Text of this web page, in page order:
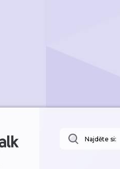
Najděte si: